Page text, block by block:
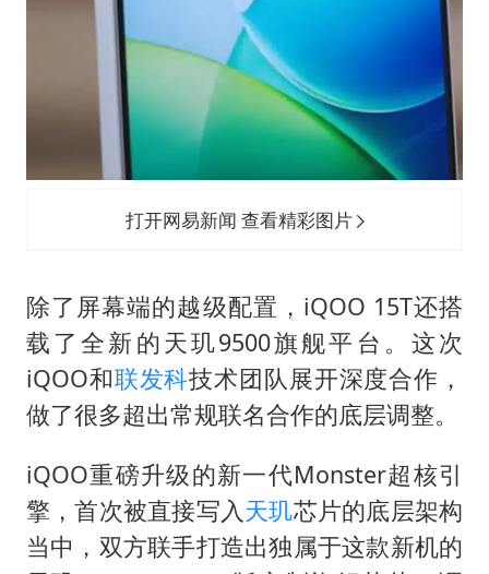
打开网易新闻 查看精彩图片
除了屏幕端的越级配置，iQOO 15T还搭
载了全新的天玑9500旗舰平台。这次
iQOO和联发科技术团队展开深度合作，
做了很多超出常规联名合作的底层调整。
iQOO重磅升级的新一代Monster超核引
擎，首次被直接写入天玑芯片的底层架构
当中，双方联手打造出独属于这款新机的